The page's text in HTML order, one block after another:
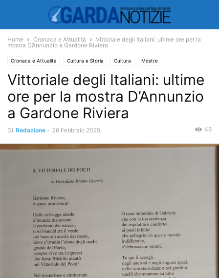
Home Cronaca e Attualità
Vittoriale degli Italiani: ultime ore per la
mostra D’Annunzio a Gardone Riviera
Cronaca e Attualità Cultura e Storia Cultura Mostre
Vittoriale degli Italiani: ultime
ore per la mostra D’Annunzio
a Gardone Riviera
Di Redazione - 26 Febbraio 2025 46